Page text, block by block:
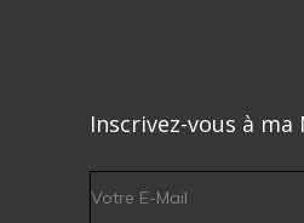
Inscrivez-vous à